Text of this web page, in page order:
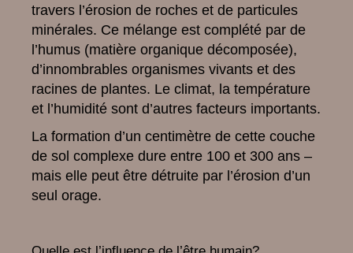
travers l’érosion de roches et de particules
minérales. Ce mélange est complété par de
l’humus (matière organique décomposée),
d’innombrables organismes vivants et des
racines de plantes. Le climat, la température
et l’humidité sont d’autres facteurs importants.
La formation d’un centimètre de cette couche
de sol complexe dure entre 100 et 300 ans –
mais elle peut être détruite par l’érosion d’un
seul orage.